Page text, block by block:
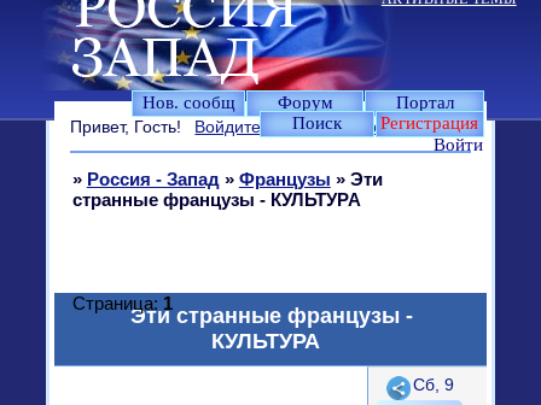
Нов. сообщ Форум
Портал
Поиск
Регистрация
Войти
Привет, Гость! Войдите илизарегистрируйтесь.
» Россия - Запад » Французы » Эти
странные французы - КУЛЬТУРА
Эти странные французы -
КУЛЬТУРА
Страница: 1
Поделиться
Сб, 9